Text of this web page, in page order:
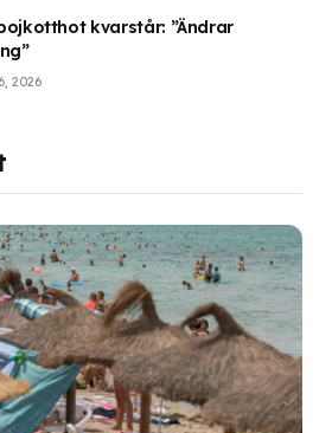
kvarstår: ”Ändrar
2026